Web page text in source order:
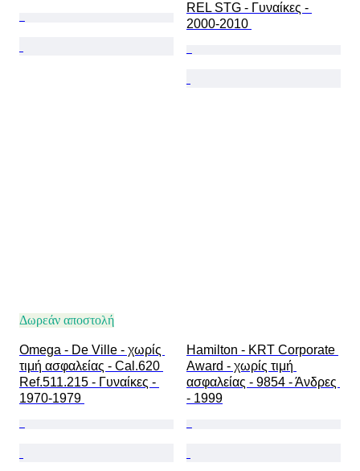
REL STG - Γυναίκες -
2000-2010
Δωρεάν αποστολή
Omega - De Ville - χωρίς
τιμή ασφαλείας - Cal.620
Ref.511.215 - Γυναίκες -
1970-1979
Hamilton - KRT Corporate
Award - χωρίς τιμή
ασφαλείας - 9854 - Άνδρες
- 1999